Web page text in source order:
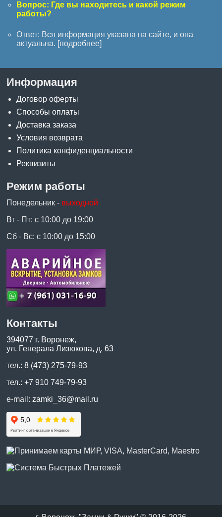
Вопрос: Где вы находитесь и какой режим
работы?
Ответ: Вся информация указана на сайте, и она
актуальна. [подробнее]
Информация
Договор оферты
Способы оплаты
Доставка заказа
Условия возврата
Политика конфиденциальности
Реквизиты
Режим работы
Понедельник - выходной
Вт - Пт: с 10:00 до 19:00
Сб - Вс: с 10:00 до 15:00
Контакты
394077 г. Воронеж,
ул. Генерала Лизюкова, д. 63
тел.:8 (473) 275-79-93
тел.:+7 910 749-79-93
e-mail: zamki_36@mail.ru